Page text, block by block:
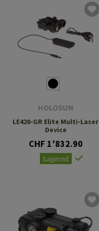
HOLOSUN
LE420-GR Elite Multi-Laser
Device
CHF 1’832.90
Lagernd